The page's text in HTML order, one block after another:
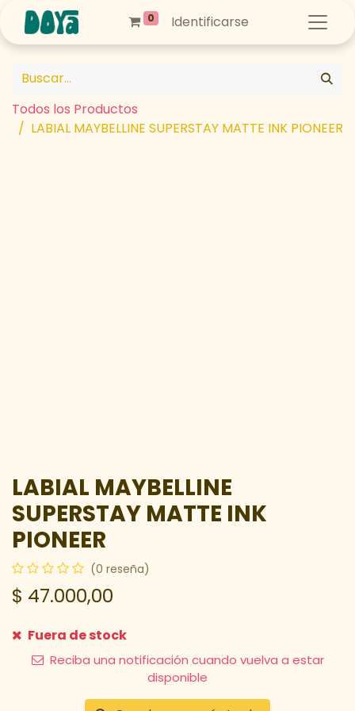
0 Identificarse
Todos los Productos
LABIAL MAYBELLINE SUPERSTAY MATTE INK PIONEER
LABIAL MAYBELLINE
SUPERSTAY MATTE INK
PIONEER
(0 reseña)
$ 47.000,00
Fuera de stock
Reciba una notificación cuando vuelva a estar
disponible